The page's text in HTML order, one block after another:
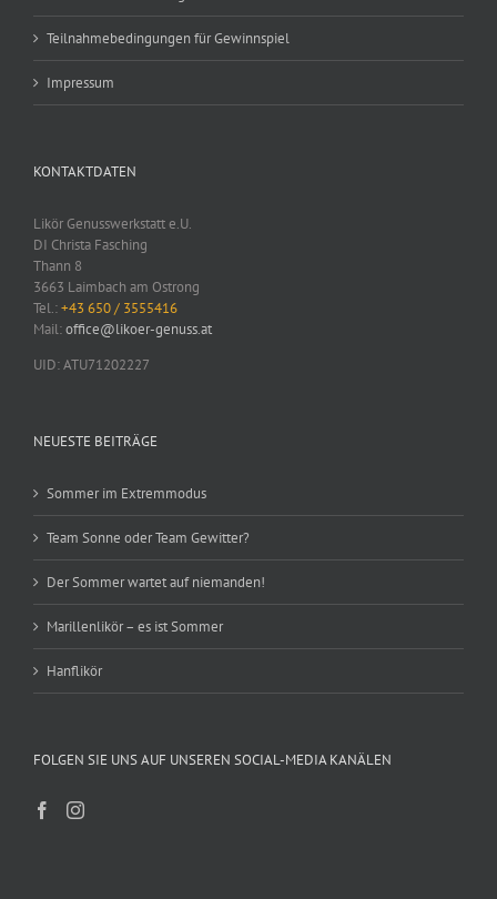
Teilnahmebedingungen für Gewinnspiel
Impressum
KONTAKTDATEN
Likör Genusswerkstatt e.U.
DI Christa Fasching
Thann 8
3663 Laimbach am Ostrong
Tel.:+43 650 / 3555416
Mail:office@likoer-genuss.at
UID: ATU71202227
NEUESTE BEITRÄGE
Sommer im Extremmodus
Team Sonne oder Team Gewitter?
Der Sommer wartet auf niemanden!
Marillenlikör – es ist Sommer
Hanflikör
FOLGEN SIE UNS AUF UNSEREN SOCIAL-MEDIA KANÄLEN